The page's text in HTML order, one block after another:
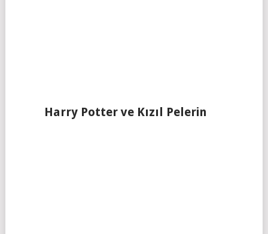
Harry Potter ve Kızıl Pelerin